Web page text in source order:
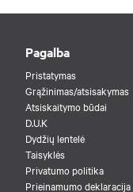
Pagalba
Pristatymas
Grąžinimas/atsisakymas
Atsiskaitymo būdai
D.U.K
Dydžių lentelė
Taisyklės
Privatumo politika
Prieinamumo deklaracija